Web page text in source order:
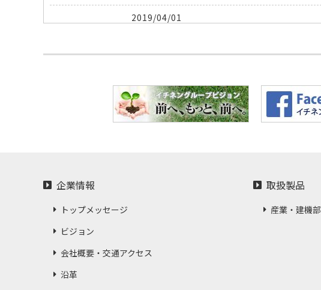
2019/04/01
企業情報
トップメッセージ
ビジョン
会社概要・交通アクセス
沿革
取扱製品
産業・建機